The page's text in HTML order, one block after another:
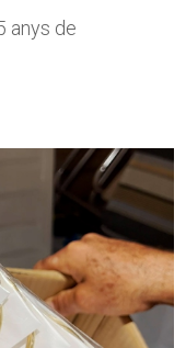
anys de